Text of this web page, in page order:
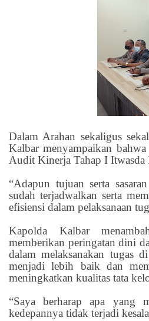
Dalam Arahan sekaligus
Kalbar menyampaikan
Audit Kinerja Tahap I
“Adapun tujuan serta
sudah terjadwalkan serta
efisiensi dalam pelaksanaan
Kapolda Kalbar
memberikan peringatan dini
dalam melaksanakan tugas
menjadi lebih baik dan
meningkatkan kualitas tata
“Saya berharap apa yang
kedepannya tidak terjadi